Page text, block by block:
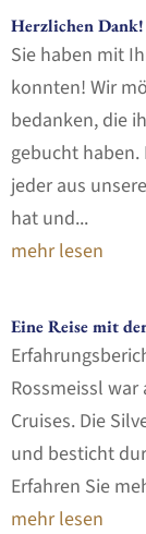
Herzlichen Dank!
Sie haben mit
konnten! Wir
bedanken, die
gebucht haben.
jeder aus
hat und...
mehr lesen
Eine Reise mit
Rossmeissl war
Cruises. Die
und besticht
Erfahren Sie
mehr lesen